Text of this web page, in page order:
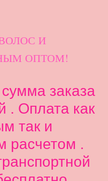
И
ОПТОМ!
заказа
. Оплата как
так и
расчетом .